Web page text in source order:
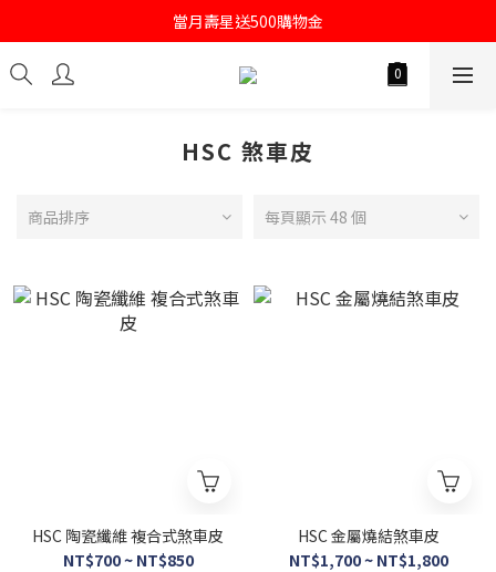
註冊會員即送購物金100
當月壽星送500購物金
註冊會員即送購物金100
HSC 煞車皮
商品排序 每頁顯示 48 個
HSC 陶瓷纖維 複合式煞車皮
NT$700 ~ NT$850
HSC 金屬燒結煞車皮
NT$1,700 ~ NT$1,800